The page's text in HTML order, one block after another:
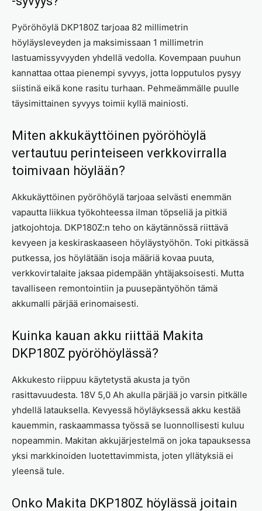
Pyöröhöylä DKP180Z tarjoaa 82 millimetrin
höyläysleveyden ja maksimissaan 1 millimetrin
lastuamissyvyyden yhdellä vedolla. Kovempaan puuhun
kannattaa ottaa pienempi syvyys, jotta lopputulos pysyy
siistinä eikä kone rasitu turhaan. Pehmeämmälle puulle
täysimittainen syvyys toimii kyllä mainiosti.
Miten akkukäyttöinen pyöröhöylä
vertautuu perinteiseen verkkovirralla
toimivaan höylään?
Akkukäyttöinen pyöröhöylä tarjoaa selvästi enemmän
vapautta liikkua työkohteessa ilman töpseliä ja pitkiä
jatkojohtoja. DKP180Z:n teho on käytännössä riittävä
kevyeen ja keskiraskaaseen höyläystyöhön. Toki pitkässä
putkessa, jos höylätään isoja määriä kovaa puuta,
verkkovirtalaite jaksaa pidempään yhtäjaksoisesti. Mutta
tavalliseen remontointiin ja puusepäntyöhön tämä
akkumalli pärjää erinomaisesti.
Kuinka kauan akku riittää Makita
DKP180Z pyöröhöylässä?
Akkukesto riippuu käytetystä akusta ja työn
rasittavuudesta. 18V 5,0 Ah akulla pärjää jo varsin pitkälle
yhdellä latauksella. Kevyessä höyläyksessä akku kestää
kauemmin, raskaammassa työssä se luonnollisesti kuluu
nopeammin. Makitan akkujärjestelmä on joka tapauksessa
yksi markkinoiden luotettavimmista, joten yllätyksiä ei
yleensä tule.
Onko Makita DKP180Z höylässä joitain